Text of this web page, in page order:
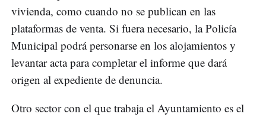
vivienda, como cuando no se publican en las
plataformas de venta. Si fuera necesario, la Policía
Municipal podrá personarse en los alojamientos y
levantar acta para completar el informe que dará
origen al expediente de denuncia.
Otro sector con el que trabaja el Ayuntamiento es el